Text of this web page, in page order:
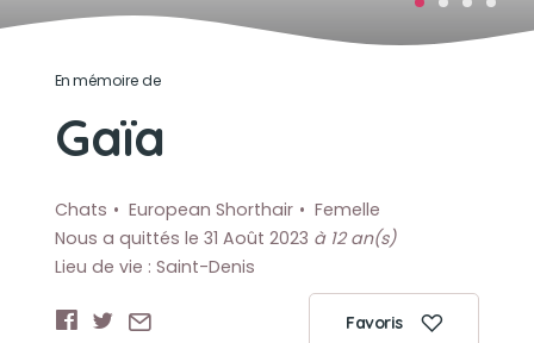
En mémoire de
Gaïa
Chats European Shorthair
Femelle
Nous a quittés le 31 Août 2023 à 12 an(s)
Lieu de vie : Saint-Denis
Favoris